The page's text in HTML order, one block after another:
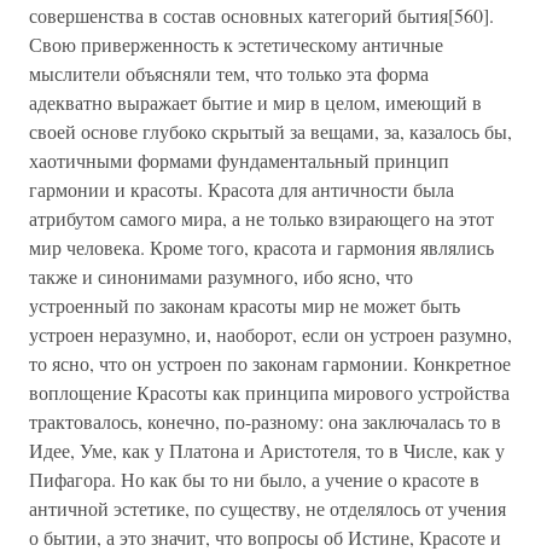
совершенства в состав основных категорий бытия[560].
Свою приверженность к эстетическому античные
мыслители объясняли тем, что только эта форма
адекватно выражает бытие и мир в целом, имеющий в
своей основе глубоко скрытый за вещами, за, казалось бы,
хаотичными формами фундаментальный принцип
гармонии и красоты. Красота для античности была
атрибутом самого мира, а не только взирающего на этот
мир человека. Кроме того, красота и гармония являлись
также и синонимами разумного, ибо ясно, что
устроенный по законам красоты мир не может быть
устроен неразумно, и, наоборот, если он устроен разумно,
то ясно, что он устроен по законам гармонии. Конкретное
воплощение Красоты как принципа мирового устройства
трактовалось, конечно, по-разному: она заключалась то в
Идее, Уме, как у Платона и Аристотеля, то в Числе, как у
Пифагора. Но как бы то ни было, а учение о красоте в
античной эстетике, по существу, не отделялось от учения
о бытии, а это значит, что вопросы об Истине, Красоте и